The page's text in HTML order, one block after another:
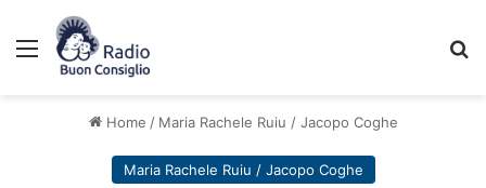
Menu
Home / Maria Rachele Ruiu / Jacopo Coghe
Maria Rachele Ruiu / Jacopo Coghe